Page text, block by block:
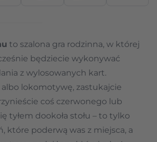
to szalona gra rodzinna, w której
będziecie wykonywać
z wylosowanych kart.
lokomotywę, zastukajcie
coś czerwonego lub
tyłem dookoła stołu – to tylko
które poderwą was z miejsca, a